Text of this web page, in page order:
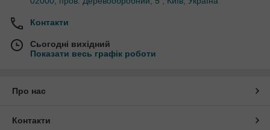
Контакти
Сьогодні вихідний
Показати весь графік роботи
Про нас
Контакти